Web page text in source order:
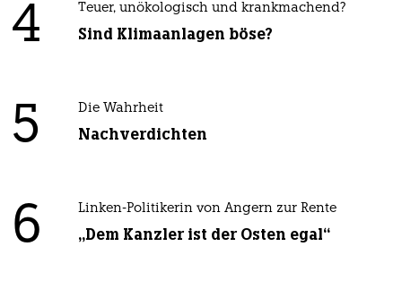
4 Teuer, unökologisch und krankmachend?
Sind Klimaanlagen böse?
5 Die Wahrheit
Nachverdichten
6 Linken-Politikerin von Angern zur Rente
„Dem Kanzler ist der Osten egal“